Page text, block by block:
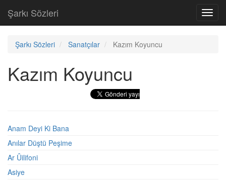
Şarkı Sözleri
Şarkı Sözleri Sanatçılar Kazım Koyuncu
Kazım Koyuncu
Anam Deyi Ki Bana
Anılar Düştü Peşime
Ar Ûilifoni
Asiye